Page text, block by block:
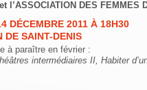
l’ASSOCIATION DES FEMMES
DÉCEMBRE 2011 À 18H30
DE SAINT-DENIS
à paraître en février :
intermédiaires II, Habiter